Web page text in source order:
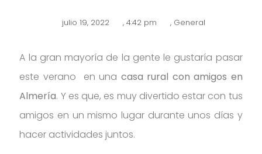
julio 19, 2022 , 4:42 pm , General
A la gran mayoría de la gente le gustaría pasar
este verano en una casa rural con amigos en
Almería. Y es que, es muy divertido estar con tus
amigos en un mismo lugar durante unos días y
hacer actividades juntos.